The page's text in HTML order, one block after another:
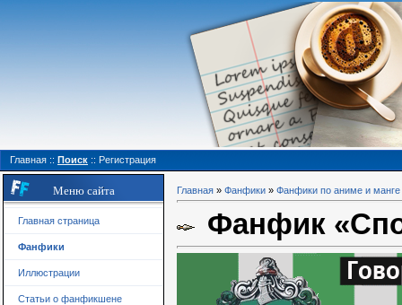
Главная :: Поиск :: Регистрация
Меню сайта
Главная страница
Фанфики
Иллюстрации
Статьи о фанфикшене
Главная » Фанфики » Фанфики по аниме и манге
Фанфик